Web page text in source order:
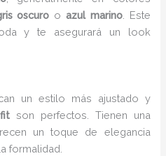
oscuro o azul marino. Este
y te asegurará un look
un estilo más ajustado y
son perfectos. Tienen una
un toque de elegancia
formalidad.